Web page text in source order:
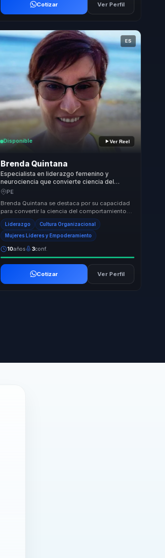
Cotizar Ver Perfil
ES
Disponible Ver Reel
Brenda Quintana
Especialista en liderazgo femenino y
neurociencia que convierte ciencia del
comportamiento en claridad y acción para
PE
Brenda Quintana se destaca por su capacidad
para convertir la ciencia del comportamiento
en aplicaciones prácticas que transforman
organi...
Liderazgo Cultura Organizacional
Mujeres Líderes y Empoderamiento
10años 3conf.
Cotizar Ver Perfil